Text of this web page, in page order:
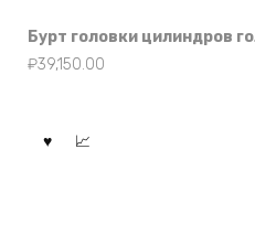
Бурт головки цилиндров
₽39,150.00